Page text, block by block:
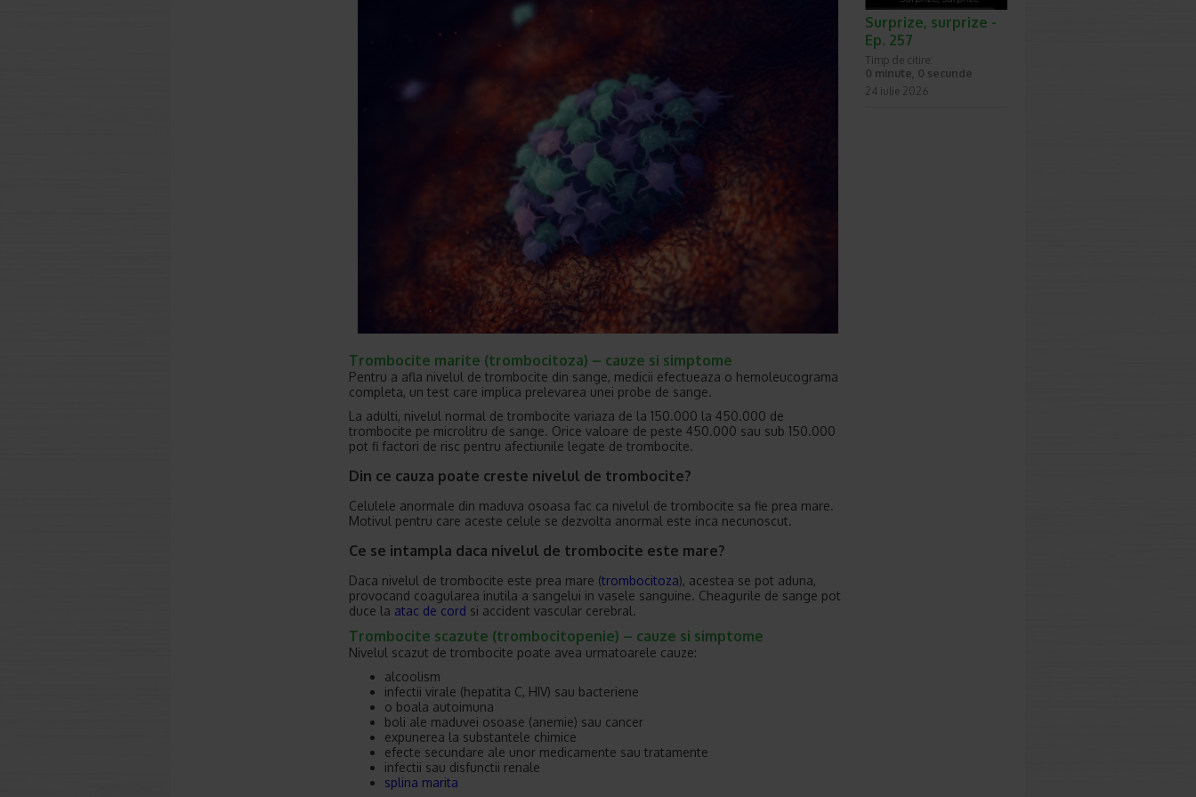
Trombocite marite (trombocitoza) – cauze si simptome
Pentru a afla nivelul de trombocite din sange, medicii efectueaza o hemoleucograma
completa, un test care implica prelevarea unei probe de sange.
La adulti, nivelul normal de trombocite variaza de la 150.000 la 450.000 de
trombocite pe microlitru de sange. Orice valoare de peste 450.000 sau sub 150.000
pot fi factori de risc pentru afectiunile legate de trombocite.
Din ce cauza poate creste nivelul de trombocite?
Celulele anormale din maduva osoasa fac ca nivelul de trombocite sa fie prea mare.
Motivul pentru care aceste celule se dezvolta anormal este inca necunoscut.
Ce se intampla daca nivelul de trombocite este mare?
Daca nivelul de trombocite este prea mare (trombocitoza), acestea se pot aduna,
provocand coagularea inutila a sangelui in vasele sanguine. Cheagurile de sange pot
duce la atac de cord si accident vascular cerebral.
Trombocite scazute (trombocitopenie) – cauze si simptome
Nivelul scazut de trombocite poate avea urmatoarele cauze:
alcoolism
infectii virale (hepatita C, HIV) sau bacteriene
o boala autoimuna
boli ale maduvei osoase (anemie) sau cancer
expunerea la substantele chimice
efecte secundare ale unor medicamente sau tratamente
infectii sau disfunctii renale
splina marita
Surprize, surprize -
Ep. 257
Timp de citire:
0 minute, 0 secunde
24 iulie 2026